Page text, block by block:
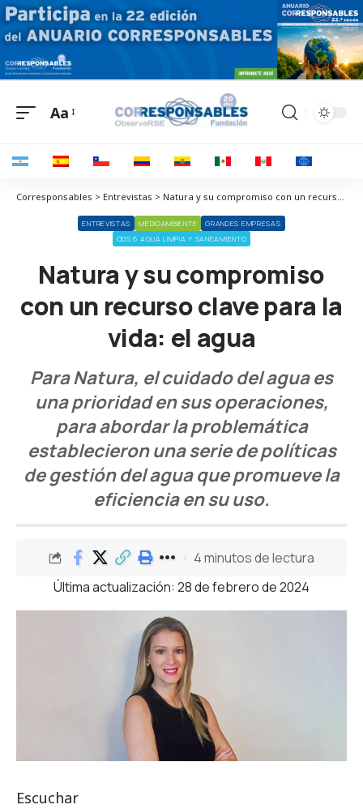
Aa
Corresponsables > Entrevistas > Natura y su compromiso con un recurso clave para la vida: el agua
ENTREVISTAS MEDIOAMBIENTE
GRANDES EMPRESAS
ODS 6 AGUA LIMPIA Y SANEAMIENTO
Natura y su compromiso
con un recurso clave para la
vida: el agua
Para Natura, el cuidado del agua es
una prioridad en sus operaciones,
para abordar la problemática
establecieron una serie de políticas
de gestión del agua que promueve la
eficiencia en su uso.
Última actualización: 28 de febrero de 2024
4 minutos de lectura
Escuchar